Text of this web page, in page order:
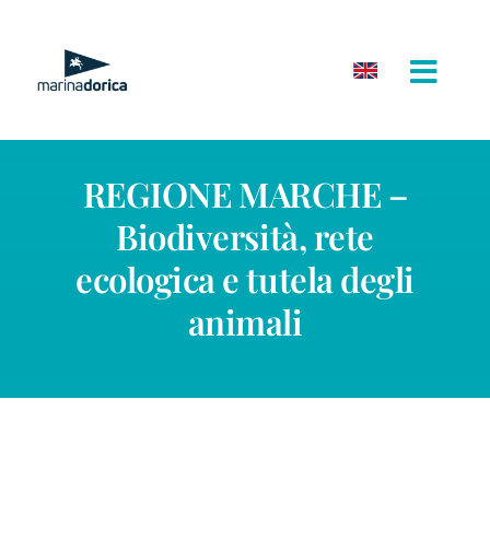
contenuto
REGIONE MARCHE –
Biodiversità, rete
ecologica e tutela degli
animali